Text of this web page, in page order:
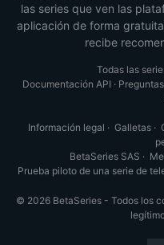
las series que ven las
aplicación de forma
recibe
Todas las
Documentación API ·
Información legal · Galletas·
BetaSeries SAS ·
Prueba piloto de una serie de
© 2026 BetaSeries - Todos los